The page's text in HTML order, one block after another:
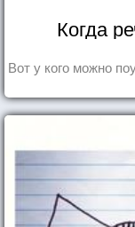
Когда
Вот у кого можно